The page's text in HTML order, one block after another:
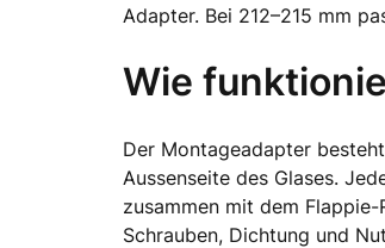
Adapter. Bei 212–215 mm
Wie
Der Montageadapter
Aussenseite des Glases.
zusammen mit dem
Schrauben, Dichtung und